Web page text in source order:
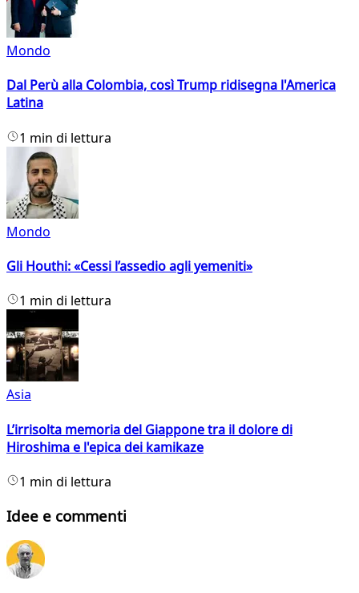
Mondo
Dal Perù alla Colombia, così Trump ridisegna l'America
Latina
1 min di lettura
Mondo
Gli Houthi: «Cessi l’assedio agli yemeniti»
1 min di lettura
Asia
L’irrisolta memoria del Giappone tra il dolore di
Hiroshima e l'epica dei kamikaze
1 min di lettura
Idee e commenti